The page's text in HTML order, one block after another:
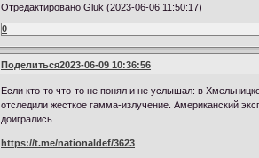
Отредактировано Gluk (2023-06-06 11:50:17)
0
Поделиться2023-06-09 10:36:56
Если кто-то что-то не понял и не услышал: в
отследили жесткое гамма-излучение. Американский
доигрались…
https://t.me/nationaldef/3623